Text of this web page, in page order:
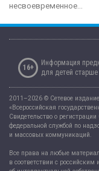
несвоевременное...
16+
Информация
для детей старше
2011–2026 © Сетевое
«Всероссийская
Свидетельство о
федеральной службой по
и массовых коммуникаций.
Все права на любые
в соответствии с